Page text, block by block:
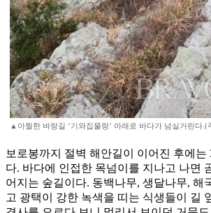
▲아찔한 벼랑길 ‘기와집물랑’ 아래로 바다가 넘실거린다.(
보로봉까지 절벽 해안길이 이어진 후에는
다. 바다에 인접한 목넘이를 지나고 나면
어지는 숲길이다. 동백나무, 생달나무, 해
고 광택이 강한 녹색을 띠는 식생들이 길